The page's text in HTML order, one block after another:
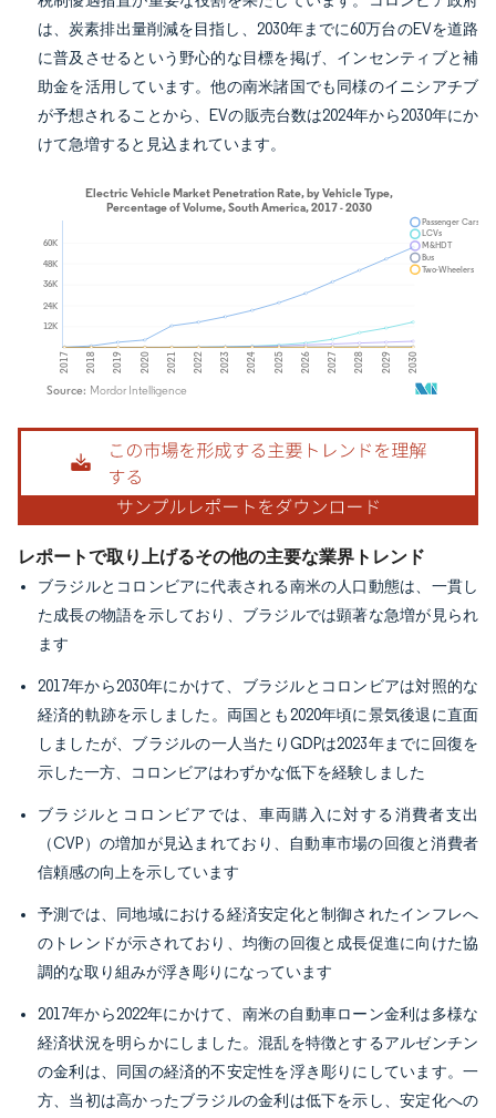
は、炭素排出量削減を目指し、2030年までに60万台のEVを道路
に普及させるという野心的な目標を掲げ、インセンティブと補
助金を活用しています。他の南米諸国でも同様のイニシアチブ
が予想されることから、EVの販売台数は2024年から2030年にか
けて急増すると見込まれています。
画像 © Mordor Intelligence。再利用にはCC BY 4.0の表示が必要です。
レポートで取り上げるその他の主要な業界トレンド
ブラジルとコロンビアに代表される南米の人口動態は、一貫し
た成長の物語を示しており、ブラジルでは顕著な急増が見られ
ます
2017年から2030年にかけて、ブラジルとコロンビアは対照的な
経済的軌跡を示しました。両国とも2020年頃に景気後退に直面
しましたが、ブラジルの一人当たりGDPは2023年までに回復を
示した一方、コロンビアはわずかな低下を経験しました
ブラジルとコロンビアでは、車両購入に対する消費者支出
（CVP）の増加が見込まれており、自動車市場の回復と消費者
信頼感の向上を示しています
予測では、同地域における経済安定化と制御されたインフレへ
のトレンドが示されており、均衡の回復と成長促進に向けた協
調的な取り組みが浮き彫りになっています
2017年から2022年にかけて、南米の自動車ローン金利は多様な
経済状況を明らかにしました。混乱を特徴とするアルゼンチン
の金利は、同国の経済的不安定性を浮き彫りにしています。一
方、当初は高かったブラジルの金利は低下を示し、安定化への